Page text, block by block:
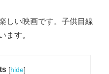
しい映画です。子供目線
ます。
[hide]